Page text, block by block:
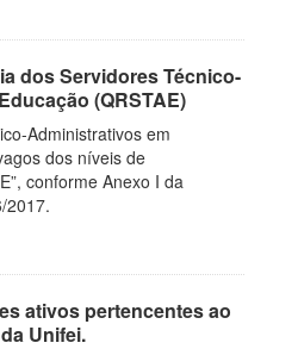
dos Servidores Técnico-
(QRSTAE)
Administrativos em
dos níveis de
conforme Anexo I da
2017.
ativos pertencentes ao
Unifei.